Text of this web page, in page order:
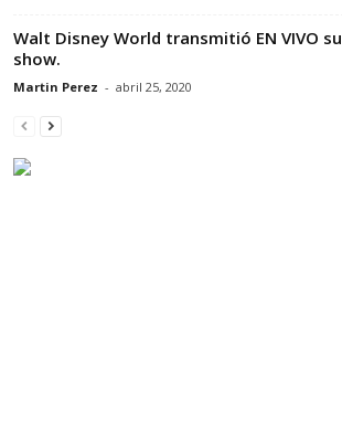
Walt Disney World transmitió EN VIVO su
show.
Martin Perez - abril 25, 2020